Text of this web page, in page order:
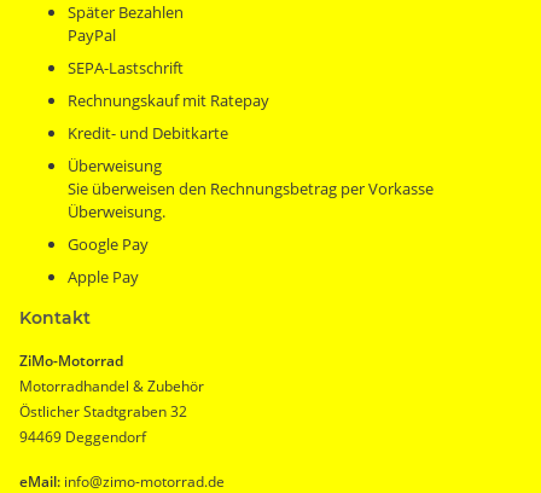
Später Bezahlen
PayPal
SEPA-Lastschrift
Rechnungskauf mit Ratepay
Kredit- und Debitkarte
Überweisung
Sie überweisen den Rechnungsbetrag per Vorkasse
Überweisung.
Google Pay
Apple Pay
Kontakt
ZiMo-Motorrad
Motorradhandel & Zubehör
Östlicher Stadtgraben 32
94469 Deggendorf
eMail: info@zimo-motorrad.de